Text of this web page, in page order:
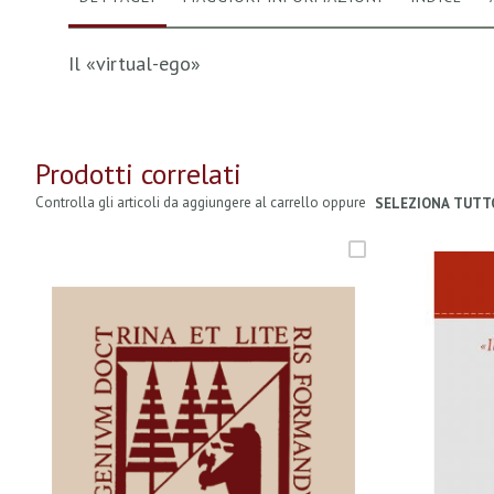
Il «virtual-ego»
Prodotti correlati
Controlla gli articoli da aggiungere al carrello oppure SELEZIONA